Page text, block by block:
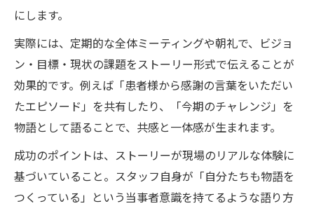
にします。
実際には、定期的な全体ミーティングや朝礼で、ビジョ
ン・目標・現状の課題をストーリー形式で伝えることが
効果的です。例えば「患者様から感謝の言葉をいただい
たエピソード」を共有したり、「今期のチャレンジ」を
物語として語ることで、共感と一体感が生まれます。
成功のポイントは、ストーリーが現場のリアルな体験に
基づいていること。スタッフ自身が「自分たちも物語を
つくっている」という当事者意識を持てるような語り方